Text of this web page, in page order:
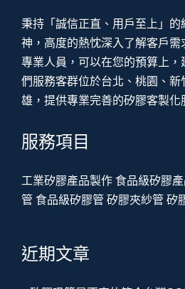
秉持「誠信正直、用戶至上」
神，高度的熱忱深入了解客戶需
專業人員，可以在您的預算上
們服務客群位於台北、桃園、新
雄，提供專業完善的矽膠客製化
服務項目
工業矽膠產品製作 食品級矽膠
管 食品級矽膠管 矽膠夾紗管 矽
近期文章